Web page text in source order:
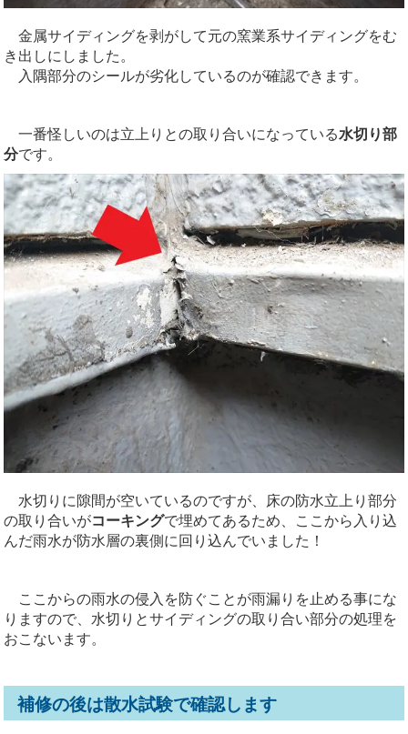
金属サイディングを剥がして元の窯業系サイディングをむ
き出しにしました。
入隅部分のシールが劣化しているのが確認できます。
一番怪しいのは立上りとの取り合いになっている水切り部
分です。
水切りに隙間が空いているのですが、床の防水立上り部分
の取り合いがコーキングで埋めてあるため、ここから入り込
んだ雨水が防水層の裏側に回り込んでいました！
ここからの雨水の侵入を防ぐことが雨漏りを止める事にな
りますので、水切りとサイディングの取り合い部分の処理を
おこないます。
補修の後は散水試験で確認します